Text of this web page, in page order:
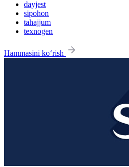
dayjest
sipohon
tahajjum
texnogen
Hammasini ko‘rish